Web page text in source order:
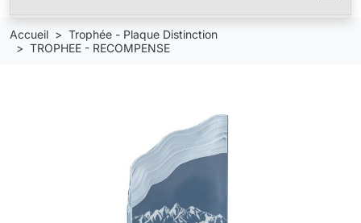
Accueil
Trophée - Plaque Distinction
TROPHEE - RECOMPENSE